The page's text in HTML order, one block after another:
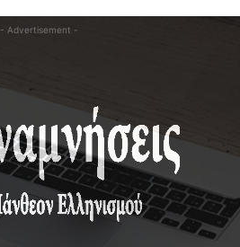
- Advertisement -